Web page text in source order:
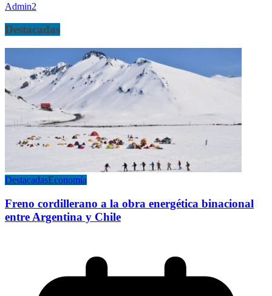
Admin2
Destacadas
DestacadasEconomía
Freno cordillerano a la obra energética binacional
entre Argentina y Chile